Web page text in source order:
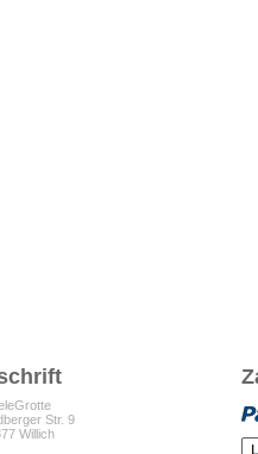
Str. 9
Willich